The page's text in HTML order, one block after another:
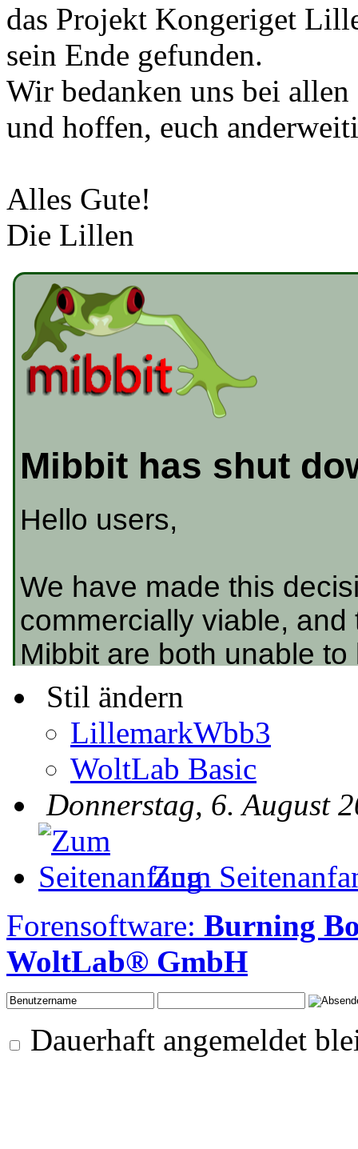
das Projekt Kongeriget
sein Ende gefunden.
Wir bedanken uns bei
und hoffen, euch
Alles Gute!
Die Lillen
Stil ändern
LillemarkWbb3
WoltLab Basic
Donnerstag, 6. August
Zum
Forensoftware: Burning
WoltLab® GmbH
Dauerhaft angemeldet